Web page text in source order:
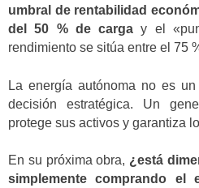
umbral de rentabilidad
del 50 % de carga y el
rendimiento se sitúa entre el 75
La energía autónoma no es
decisión estratégica. Un
protege sus activos y garantiza
En su próxima obra, ¿está
simplemente comprando el